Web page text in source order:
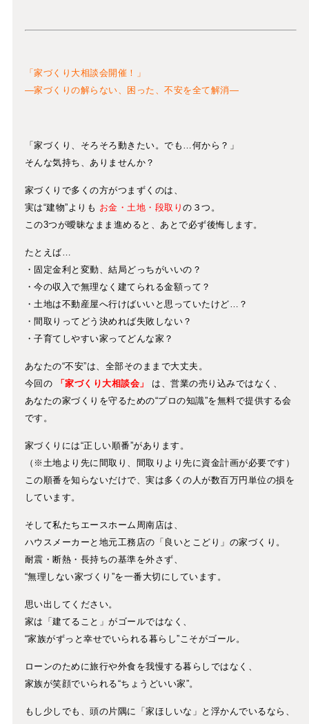
「家づくり大相談会開催！」
—家づくりの解らない、困った、不安を全て解消—
「家づくり、そろそろ動きたい。でも…何から？」
そんな気持ち、ありませんか？
家づくりで多くの方がつまずくのは、
実は“建物”よりも お金・土地・段取りの３つ。
この3つが曖昧なまま進めると、あとで必ず後悔します。
たとえば…
・固定金利と変動、結局どっちがいいの？
・今の収入で無理なく建てられる金額って？
・土地は不動産屋へ行けばいいと思っていたけど…？
・間取りってどう決めれば失敗しない？
・子育てしやすい家ってどんな家？
あなたの“不安”は、全部そのままで大丈夫。
今回の
「家づくり大相談会 」
は、営業の売り込みではなく、
あなたの家づくりを守るための“プロの知識”を無料で提供する会
です。
家づくりには“正しい順番”があります。
（※土地より先に間取り、間取りより先に資金計画が必要です）
この順番を知らないだけで、実は多くの人が数百万円単位の損を
しています。
そして私たちエースホーム周南店は、
ハウスメーカーと地元工務店の「良いとこどり」の家づくり。
耐震・断熱・長持ちの基準を外さず、
“無理しない家づくり”を一番大切にしています。
思い出してください。
家は「建てること」がゴールではなく、
“家族がずっと幸せでいられる暮らし”こそがゴール。
ローンのために旅行や外食を我慢する暮らしではなく、
家族が笑顔でいられる“ちょうどいい家”。
もし少しでも、頭の片隅に「家ほしいな」と浮かんでいるなら、